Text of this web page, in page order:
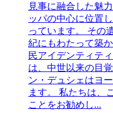
見事に融合した魅
ッパの中心に位置
っています。 その
紀にもわたって築
民アイデンティテ
は、中世以来の目
ン・デュシェはヨ
ます。 私たちは、
ことをお勧めし...